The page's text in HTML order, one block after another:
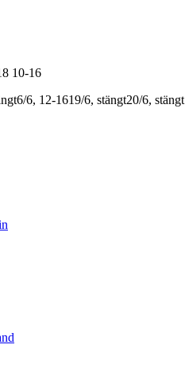
10-16
6/6, 12-1619/6, stängt20/6, stängt